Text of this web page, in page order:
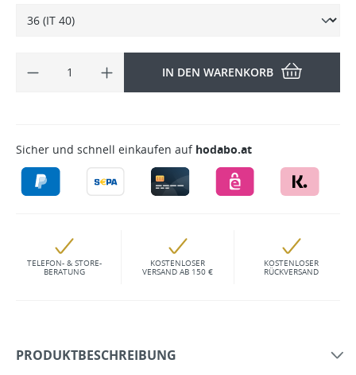
IN DEN WARENKORB
Sicher und schnell einkaufen auf hodabo.at
TELEFON- & STORE-
BERATUNG
KOSTENLOSER
VERSAND AB 150 €
KOSTENLOSER
RÜCKVERSAND
PRODUKTBESCHREIBUNG